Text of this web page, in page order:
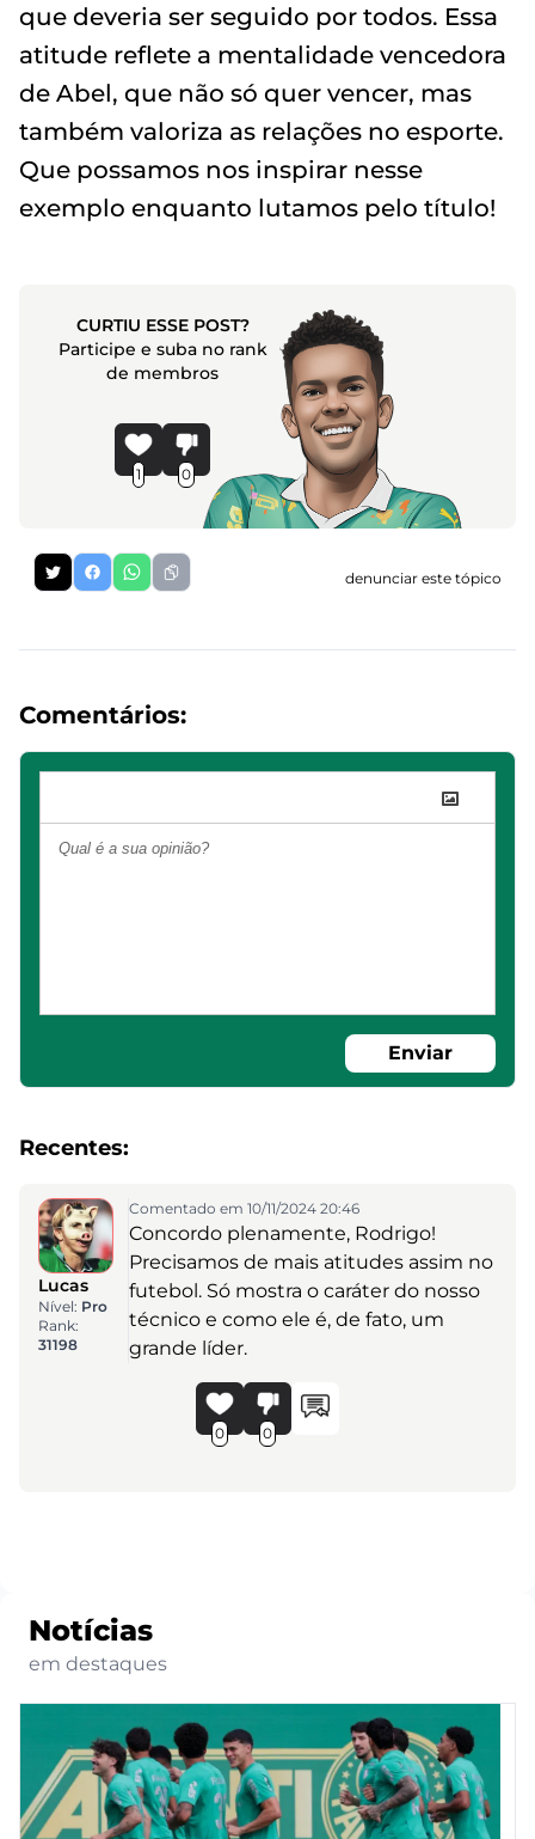
que deveria ser seguido por todos. Essa
atitude reflete a mentalidade vencedora
de Abel, que não só quer vencer, mas
também valoriza as relações no esporte.
Que possamos nos inspirar nesse
exemplo enquanto lutamos pelo título!
CURTIU ESSE POST?
Participe e suba no rank
de membros
1 0
denunciar este tópico
Comentários:
Enviar
Recentes:
Lucas
Nível: Pro
Rank:
31198
Comentado em 10/11/2024 20:46
Concordo plenamente, Rodrigo!
Precisamos de mais atitudes assim no
futebol. Só mostra o caráter do nosso
técnico e como ele é, de fato, um
grande líder.
0 0
Notícias
em destaques